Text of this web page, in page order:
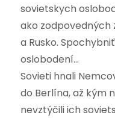
sovietskych
ako zodpovedných
a Rusko.
oslobodení…
Sovieti hnali
do Berlína, až kým
nevztýčili ich